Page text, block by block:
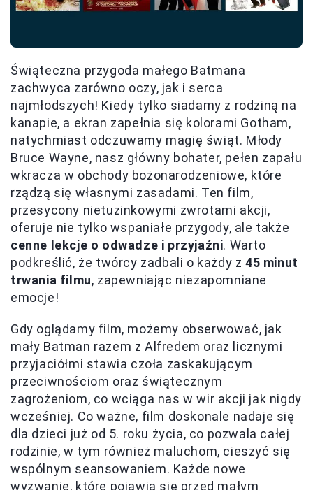
Świąteczna przygoda małego Batmana
zachwyca zarówno oczy, jak i serca
najmłodszych! Kiedy tylko siadamy z rodziną na
kanapie, a ekran zapełnia się kolorami Gotham,
natychmiast odczuwamy magię świąt. Młody
Bruce Wayne, nasz główny bohater, pełen zapału
wkracza w obchody bożonarodzeniowe, które
rządzą się własnymi zasadami. Ten film,
przesycony nietuzinkowymi zwrotami akcji,
oferuje nie tylko wspaniałe przygody, ale także
cenne lekcje o odwadze i przyjaźni. Warto
podkreślić, że twórcy zadbali o każdy z45 minut
trwania filmu, zapewniając niezapomniane
emocje!
Gdy oglądamy film, możemy obserwować, jak
mały Batman razem z Alfredem oraz licznymi
przyjaciółmi stawia czoła zaskakującym
przeciwnościom oraz świątecznym
zagrożeniom, co wciąga nas w wir akcji jak nigdy
wcześniej. Co ważne, film doskonale nadaje się
dla dzieci już od 5. roku życia, co pozwala całej
rodzinie, w tym również maluchom, cieszyć się
wspólnym seansowaniem. Każde nowe
wyzwanie, które pojawia się przed małym